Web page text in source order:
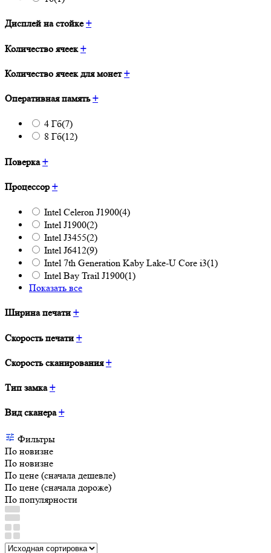
Дисплей на стойке+
Количество ячеек+
Количество ячеек для монет+
Оперативная память+
4 Гб(7)
8 Гб(12)
Поверка+
Процессор +
Intel Celeron J1900(4)
Intel J1900(2)
Intel J3455(2)
Intel J6412(9)
Intel 7th Generation Kaby Lake-U Core i3(1)
Intel Bay Trail J1900(1)
Показать все
Ширина печати +
Скорость печати +
Скорость сканирования+
Тип замка+
Вид сканера+
Фильтры
По новизне
По новизне
По цене (сначала дешевле)
По цене (сначала дороже)
По популярности